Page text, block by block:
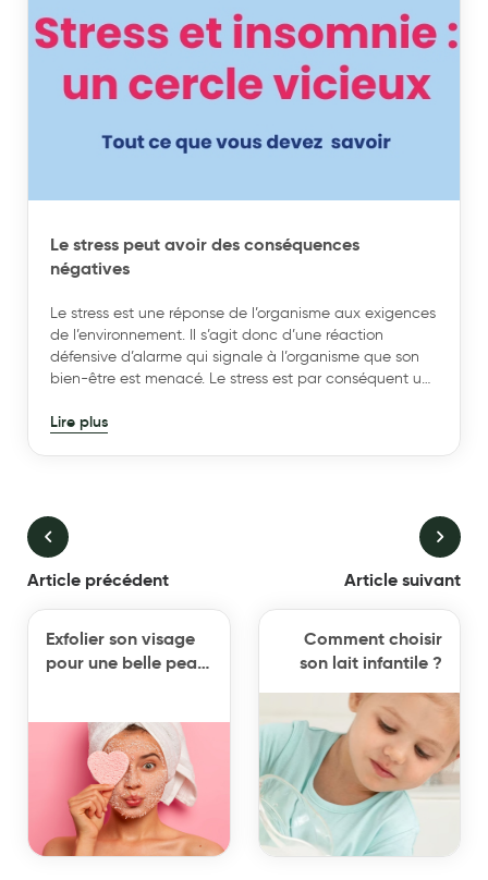
Article précédent
Exfolier son visage
pour une belle peau
Article suivant
Comment choisir
son lait infantile ?
vous permettre d’assumer votre traitement, l’exprimer, le
revendiquer et l’afficher. VENOFLEX a fait évoluer les
codes du marché en développant : INCOGNITO
ABSOLU, un transparent, KOKOON ABSOLU, un semi-
transparent féminin et doux3, des chaussettes FAST
laine… et continuera encore à proposer des solutions
Le stress peut avoir des conséquences
négatives
Le stress est une réponse de l’organisme aux exigences
de l’environnement. Il s’agit donc d’une réaction
défensive d’alarme qui signale à l’organisme que son
bien-être est menacé. Le stress est par conséquent un
adapter à certaines situations et exigences de la vie
Lire plus